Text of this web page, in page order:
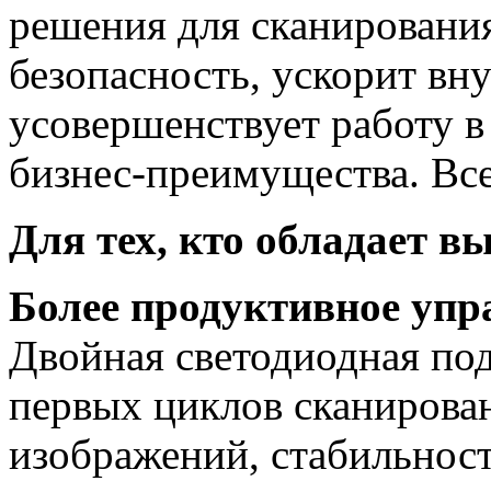
решения для
безопасность, ускорит
усовершенствует работу
бизнес-преимущества.
Для тех, кто обладает
Более продуктивное
Двойная светодиодная
первых циклов
изображений,